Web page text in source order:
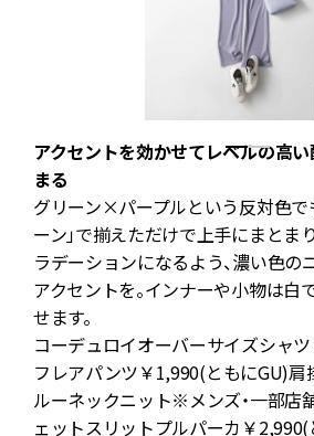
アクセントを効かせてレベルの高
まる
グリーン×パープルという反対色で
ーン」で揃えただけで上手にまとま
ラデーションになるよう、濃い色の
アクセントを。インナーや小物は白
せます。
コーデュロイオーバーサイズシャ
フレアパンツ￥1,990(ともにGU)肩
ルーネックニット※メンズ・一部店
ェットスリットプルパーカ￥